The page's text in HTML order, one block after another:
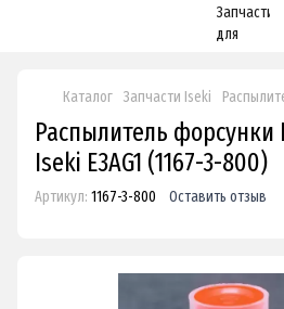
Каталог Запчасти Iseki
Распылитель форсунки
Iseki E3AG1 (1167-3-800)
Артикул: 1167-3-800 Оставить отзыв